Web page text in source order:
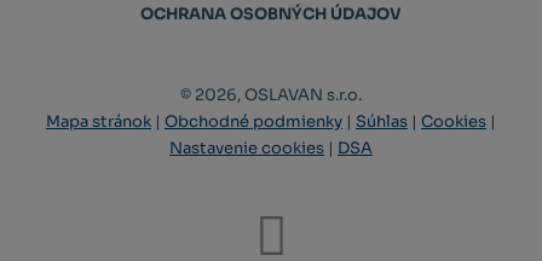
OCHRANA OSOBNÝCH ÚDAJOV
© 2026, OSLAVAN s.r.o.
Mapa stránok | Obchodné podmienky | Súhlas | Cookies |
Nastavenie cookies | DSA